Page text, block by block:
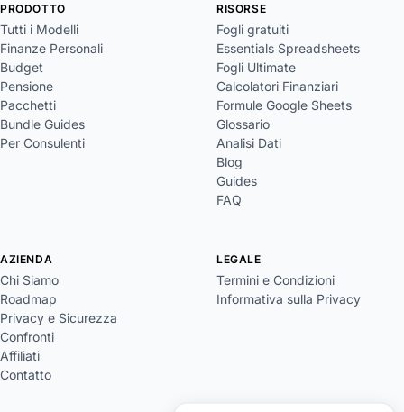
PRODOTTO
Tutti i Modelli
Finanze Personali
Budget
Pensione
Pacchetti
Bundle Guides
Per Consulenti
RISORSE
Fogli gratuiti
Essentials Spreadsheets
Fogli Ultimate
Calcolatori Finanziari
Formule Google Sheets
Glossario
Analisi Dati
Blog
Guides
FAQ
AZIENDA
Chi Siamo
Roadmap
Privacy e Sicurezza
Confronti
Affiliati
Contatto
LEGALE
Termini e Condizioni
Informativa sulla Privacy